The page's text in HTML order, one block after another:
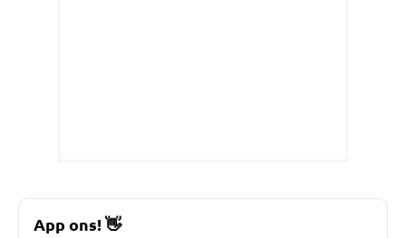
App ons!👋